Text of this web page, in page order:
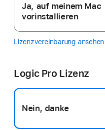
Ja, auf meinem Mac
vorinstallieren
Lizenzvereinbarung ansehen
Logic Pro Lizenz
Nein, danke